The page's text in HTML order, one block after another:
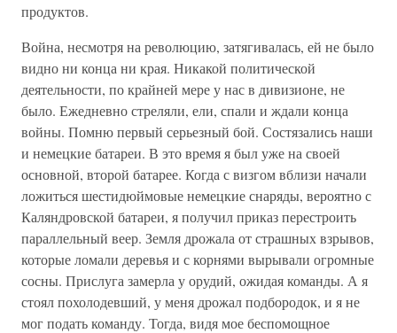
продуктов.
Война, несмотря на революцию, затягивалась, ей не было
видно ни конца ни края. Никакой политической
деятельности, по крайней мере у нас в дивизионе, не
было. Ежедневно стреляли, ели, спали и ждали конца
войны. Помню первый серьезный бой. Состязались наши
и немецкие батареи. В это время я был уже на своей
основной, второй батарее. Когда с визгом вблизи начали
ложиться шестидюймовые немецкие снаряды, вероятно с
Каляндровской батареи, я получил приказ перестроить
параллельный веер. Земля дрожала от страшных взрывов,
которые ломали деревья и с корнями вырывали огромные
сосны. Прислуга замерла у орудий, ожидая команды. А я
стоял похолодевший, у меня дрожал подбородок, и я не
мог подать команду. Тогда, видя мое беспомощное